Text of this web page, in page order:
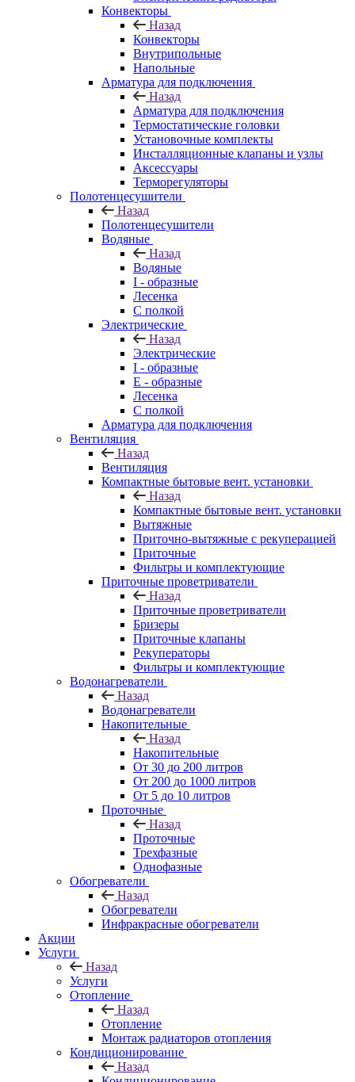
Конвекторы
Назад
Конвекторы
Внутрипольные
Напольные
Арматура для подключения
Назад
Арматура для подключения
Термостатические головки
Установочные комплекты
Инсталляционные клапаны и узлы
Аксессуары
Терморегуляторы
Полотенцесушители
Назад
Полотенцесушители
Водяные
Назад
Водяные
I - образные
Лесенка
С полкой
Электрические
Назад
Электрические
I - образные
E - образные
Лесенка
С полкой
Арматура для подключения
Вентиляция
Назад
Вентиляция
Компактные бытовые вент. установки
Назад
Компактные бытовые вент. установки
Вытяжные
Приточно-вытяжные с рекуперацией
Приточные
Фильтры и комплектующие
Приточные проветриватели
Назад
Приточные проветриватели
Бризеры
Приточные клапаны
Рекуператоры
Фильтры и комплектующие
Водонагреватели
Назад
Водонагреватели
Накопительные
Назад
Накопительные
От 30 до 200 литров
От 200 до 1000 литров
От 5 до 10 литров
Проточные
Назад
Проточные
Трехфазные
Однофазные
Обогреватели
Назад
Обогреватели
Инфракрасные обогреватели
Акции
Услуги
Назад
Услуги
Отопление
Назад
Отопление
Монтаж радиаторов отопления
Кондиционирование
Назад